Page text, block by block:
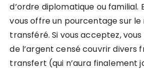
d’ordre diplomatique ou familial.
vous offre un pourcentage sur
transféré. Si vous acceptez,
de l’argent censé couvrir divers
transfert (qui n’aura finalement